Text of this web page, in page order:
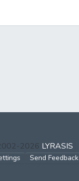
2026 LYRASIS
Send Feedback